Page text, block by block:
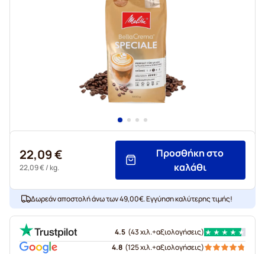
22,09 €
22,09 €/ kg.
Προσθήκη στο
καλάθι
Δωρεάν αποστολή άνω των 49,00€. Εγγύηση καλύτερης τιμής!
4.5 (43 χιλ.+αξιολογήσεις)
4.8 (125 χιλ.+αξιολογήσεις)